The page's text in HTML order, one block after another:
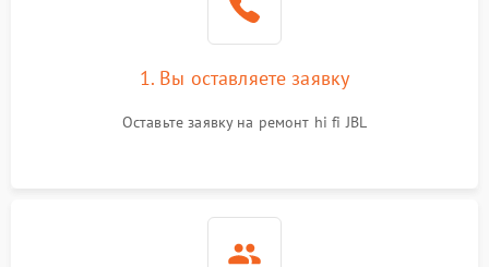
1. Вы оставляете заявку
Оставьте заявку на ремонт hi fi JBL